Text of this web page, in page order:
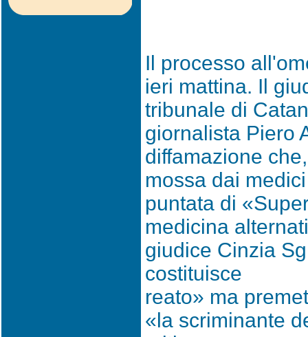
Il processo
ieri mattina. Il
tribunale di
giornalista Piero
diffamazione
mossa dai
puntata di
medicina
giudice Cinzia
costituisce
reato» ma
«la scriminante